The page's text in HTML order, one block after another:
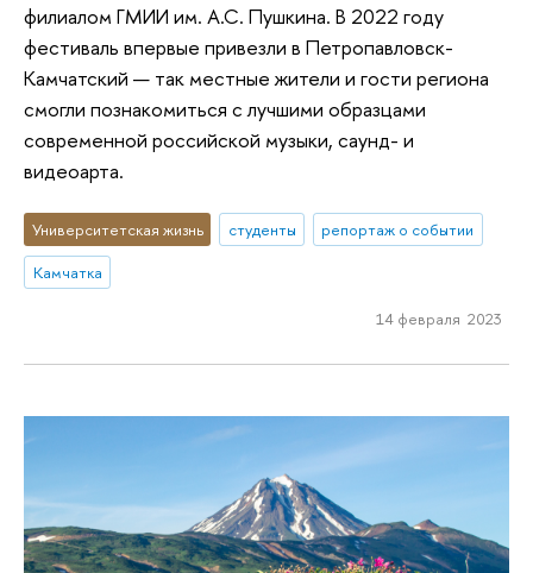
филиалом ГМИИ им. А.С. Пушкина. В 2022 году
фестиваль впервые привезли в Петропавловск-
Камчатский — так местные жители и гости региона
смогли познакомиться с лучшими образцами
современной российской музыки, саунд- и
видеоарта.
Университетская жизнь студенты
репортаж о событии
Камчатка
14 февраля 2023